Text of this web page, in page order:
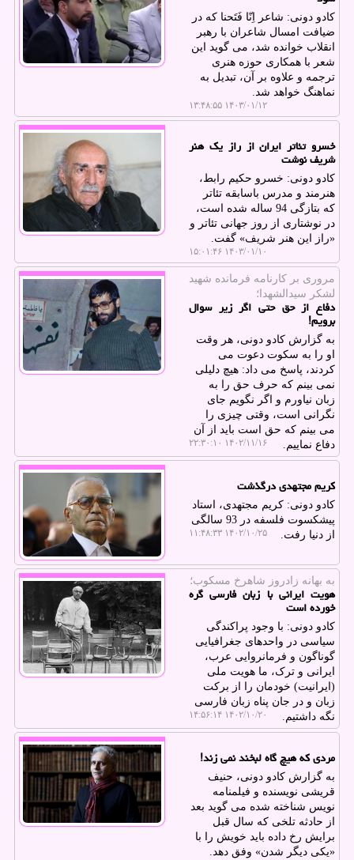
کادو دونی: شاعر اِنّا فَتَحنا که در
ضیافت امسال شاعران با رهبر
انقلاب خوانده شد، می گوید این
شعر با همکاری حوزه هنری
ترجمه و علاوه بر آن، تبدیل به
نماهنگ خواهد شد.
۱۴۰۳/۰۱/۱۲ ۱۳:۴۸:۵۵
خسرو تئاتر ایران از راز یک هنر
شریف نوشت
کادو دونی: خسرو حکیم رابط،
هنرمند و مدرس باسابقه تئاتر
که بتازگی 94 ساله شده است،
در نوشتاری از روز جهانی تئاتر و
«راز این هنر شریف» گفت.
۱۴۰۳/۰۱/۱۰ ۱۵:۰۱:۴۶
مروری بر كارنامه فرمانده شهید
لشكر سیدالشهدا؛
دفاع از حق حتی اگر زیر سوال
برویم!
به گزارش کادو دونی، هر وقت
او را به سکوت دعوت می
کردند، پاسخ می داد: هیچ دلیلی
نمی بینم که حرف حق را به
زبان نیاورم و اگر نگویم جای
نگرانی است، وقتی چیزی را
می بینم که حق است باید از آن
دفاع نماییم.
۱۴۰۲/۱۱/۱۶ ۲۲:۳۰:۱۰
کریم مجتهدی درگذشت
کادو دونی: کریم مجتهدی، استاد
پیشکسوت فلسفه در 93 سالگی
از دنیا رفت.
۱۴۰۲/۱۰/۲۵ ۱۱:۴۸:۳۳
به بهانه زادروز شاهرخ مسكوب؛
هویت ایرانی با زبان فارسی گره
خورده است
کادو دونی: با وجود پراکندگی
سیاسی در واحدهای جغرافیایی
گوناگون و فرمانروایی عرب،
ایرانی و ترک، ما هویت ملی
(ایرانیت) خودمان را از برکت
زبان و در جان پناه زبان فارسی
نگه داشتیم.
۱۴۰۲/۱۰/۲۰ ۱۴:۵۶:۱۴
مردی که هیچ گاه لبخند نمی زند!
به گزارش کادو دونی، حنیف
قریشی نویسنده و فیلمنامه
نویس شناخته شده می گوید بعد
از حادثه تلخی که سال قبل
برایش رخ داده باید خویش را با
«یکی دیگر شدن» وفق دهد.